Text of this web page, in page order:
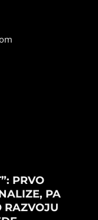
PRVO
PA
RAZVOJU